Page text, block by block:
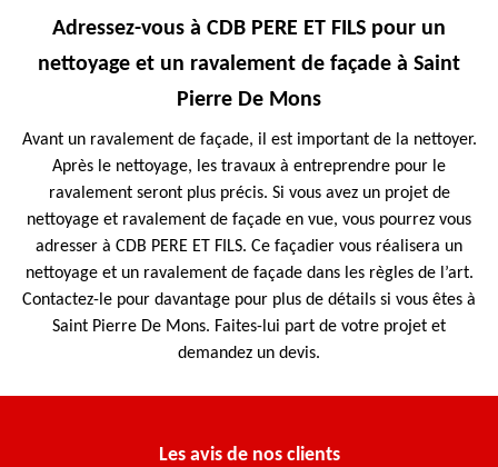
Adressez-vous à CDB PERE ET FILS pour un
nettoyage et un ravalement de façade à Saint
Pierre De Mons
Avant un ravalement de façade, il est important de la nettoyer.
Après le nettoyage, les travaux à entreprendre pour le
ravalement seront plus précis. Si vous avez un projet de
nettoyage et ravalement de façade en vue, vous pourrez vous
adresser à CDB PERE ET FILS. Ce façadier vous réalisera un
nettoyage et un ravalement de façade dans les règles de l’art.
Contactez-le pour davantage pour plus de détails si vous êtes à
Saint Pierre De Mons. Faites-lui part de votre projet et
demandez un devis.
Les avis de nos clients